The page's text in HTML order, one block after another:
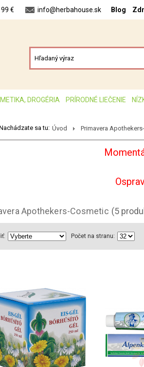
€ info@herbahouse.sk Blog
DROGÉRIA PRÍRODNÉ LIEČENIE
sa tu: Úvod Primavera
Apothekers-Cosmetic (5
Počet na stranu: